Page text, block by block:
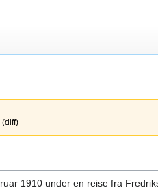
1910 under en reise fra